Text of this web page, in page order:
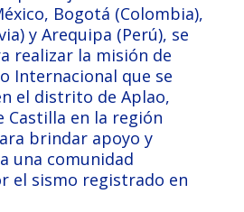
Bogotá (Colombia),
y Arequipa (Perú), se
realizar la misión de
Internacional que se
el distrito de Aplao,
Castilla en la región
brindar apoyo y
una comunidad
el sismo registrado en